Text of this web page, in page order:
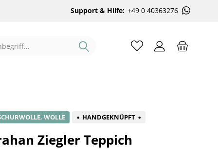
Support & Hilfe: +49 0 40363276
WOLLE HANDGEKNÜPFT
Ziegler Teppich